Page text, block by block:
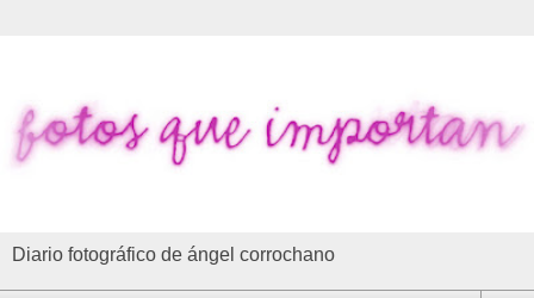
Diario fotográfico de ángel corrochano